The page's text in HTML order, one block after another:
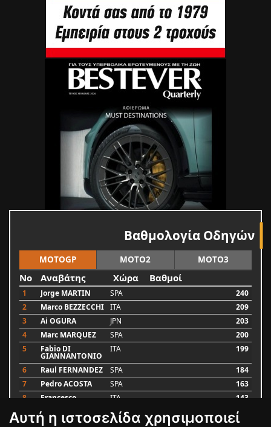
Αυτή η ιστοσελίδα χρησιμοποιεί
Βαθμολογία Οδηγών
MOTOGP MOTO2 MOTO3
No Αναβάτης Χώρα Βαθμοί
1 Jorge MARTIN SPA
240
2
Marco BEZZECCHI ITA
209
3
Ai OGURA JPN
203
4
Marc MARQUEZ SPA
200
5
Fabio DI
GIANNANTONIO
ITA 199
6 Raul FERNANDEZ SPA
184
7
Pedro ACOSTA SPA
163
8
Francesco ITA 143
9 Alex MARQUEZ SPA
106